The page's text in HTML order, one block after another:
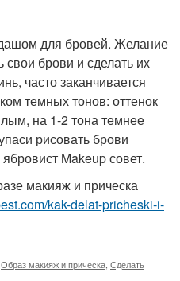
для бровей. Желание
свои брови и сделать их
часто заканчивается
темных тонов: оттенок
на 1-2 тона темнее
рисовать брови
Makeup совет.
макияж и прическа
kak-delat-pricheski-i-
Образ макияж и прическа, Сделать